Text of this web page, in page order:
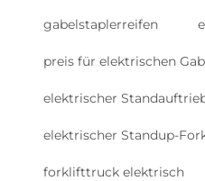
gabelstaplerreifen
preis für elektrischen
elektrischer
elektrischer Standup-
forklifttruck elektrisch